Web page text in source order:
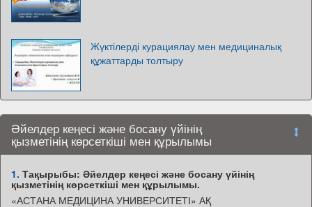
Жүктілерді курациялау мен медициналық
құжаттарды толтыру
Әйелдер кеңесі және босану үйінің
қызметінің көрсеткіші мен құрылымы
1. Тақырыбы: Әйелдер кеңесі және босану үйінің
қызметінің көрсеткіші мен құрылымы.
«АСТАНА МЕДИЦИНА УНИВЕРСИТЕТІ» АҚ